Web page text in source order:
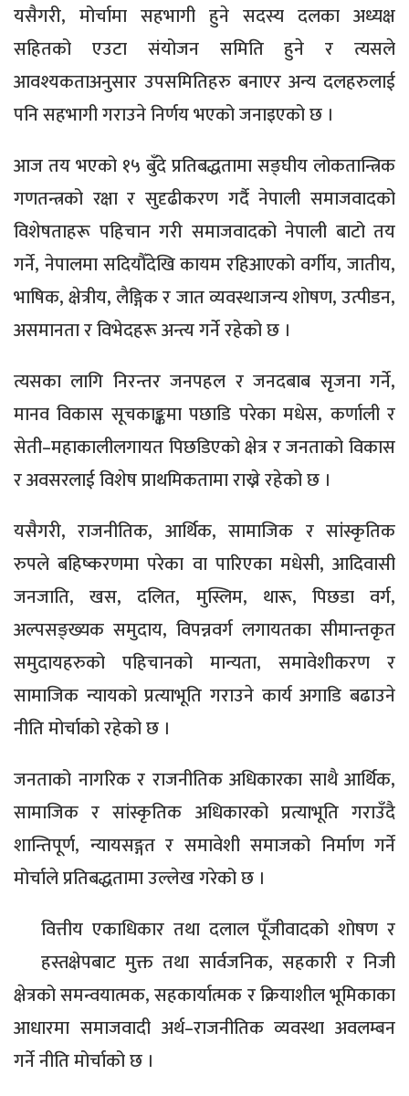
यसैगरी, मोर्चामा सहभागी हुने सदस्य दलका अध्यक्ष
सहितको एउटा संयोजन समिति हुने र त्यसले
आवश्यकताअनुसार उपसमितिहरु बनाएर अन्य दलहरुलाई
पनि सहभागी गराउने निर्णय भएको जनाइएको छ ।
आज तय भएको १५ बुँदे प्रतिबद्धतामा सङ्घीय लोकतान्त्रिक
गणतन्त्रको रक्षा र सुदृढीकरण गर्दै नेपाली समाजवादको
विशेषताहरू पहिचान गरी समाजवादको नेपाली बाटो तय
गर्ने, नेपालमा सदियौँदेखि कायम रहिआएको वर्गीय, जातीय,
भाषिक, क्षेत्रीय, लैङ्गिक र जात व्यवस्थाजन्य शोषण, उत्पीडन,
असमानता र विभेदहरू अन्त्य गर्ने रहेको छ ।
त्यसका लागि निरन्तर जनपहल र जनदबाब सृजना गर्ने,
मानव विकास सूचकाङ्कमा पछाडि परेका मधेस, कर्णाली र
सेती–महाकालीलगायत पिछडिएको क्षेत्र र जनताको विकास
र अवसरलाई विशेष प्राथमिकतामा राख्ने रहेको छ ।
यसैगरी, राजनीतिक, आर्थिक, सामाजिक र सांस्कृतिक
रुपले बहिष्करणमा परेका वा पारिएका मधेसी, आदिवासी
जनजाति, खस, दलित, मुस्लिम, थारू, पिछडा वर्ग,
अल्पसङ्ख्यक समुदाय, विपन्नवर्ग लगायतका सीमान्तकृत
समुदायहरुको पहिचानको मान्यता, समावेशीकरण र
सामाजिक न्यायको प्रत्याभूति गराउने कार्य अगाडि बढाउने
नीति मोर्चाको रहेको छ ।
जनताको नागरिक र राजनीतिक अधिकारका साथै आर्थिक,
सामाजिक र सांस्कृतिक अधिकारको प्रत्याभूति गराउँदै
शान्तिपूर्ण, न्यायसङ्गत र समावेशी समाजको निर्माण गर्ने
मोर्चाले प्रतिबद्धतामा उल्लेख गरेको छ ।
वित्तीय एकाधिकार तथा दलाल पूँजीवादको शोषण र
हस्तक्षेपबाट मुक्त तथा सार्वजनिक, सहकारी र निजी
क्षेत्रको समन्वयात्मक, सहकार्यात्मक र क्रियाशील भूमिकाका
आधारमा समाजवादी अर्थ–राजनीतिक व्यवस्था अवलम्बन
गर्ने नीति मोर्चाको छ ।